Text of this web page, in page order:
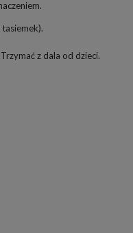
z dala od dzieci.